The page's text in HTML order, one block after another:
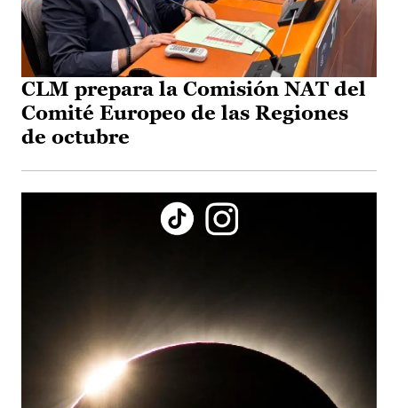
CLM prepara la Comisión NAT del
Comité Europeo de las Regiones
de octubre